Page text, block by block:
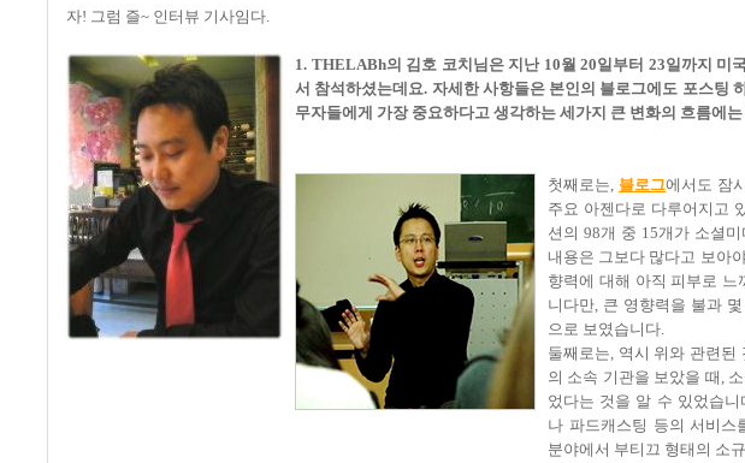
자! 그럼 즐~ 인터뷰 기사임다.
1. THELABh의 김호 코치님은 지난 10월 20일부터 23일까지 미
서 참석하셨는데요. 자세한 사항들은 본인의 블로그에도 포스팅
무자들에게 가장 중요하다고 생각하는 세가지 큰 변화의 흐름에
첫째로는, 블로그에서도 잠
주요 아젠다로 다루어지고
션의 98개 중 15개가 소셜
내용은 그보다 많다고 보아
향력에 대해 아직 피부로
니다만, 큰 영향력을 불과
으로 보였습니다.
둘째로는, 역시 위와 관련된
의 소속 기관을 보았을 때,
었다는 것을 알 수 있었습
나 파드캐스팅 등의 서비스
분야에서 부티끄 형태의 소